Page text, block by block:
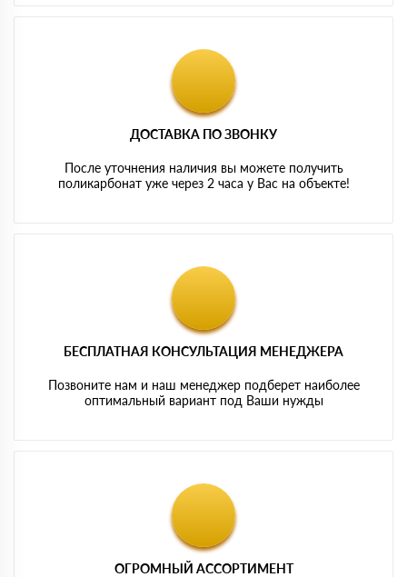
ДОСТАВКА ПО ЗВОНКУ
После уточнения наличия вы можете получить
поликарбонат уже через 2 часа у Вас на объекте!
БЕСПЛАТНАЯ КОНСУЛЬТАЦИЯ МЕНЕДЖЕРА
Позвоните нам и наш менеджер подберет наиболее
оптимальный вариант под Ваши нужды
ОГРОМНЫЙ АССОРТИМЕНТ